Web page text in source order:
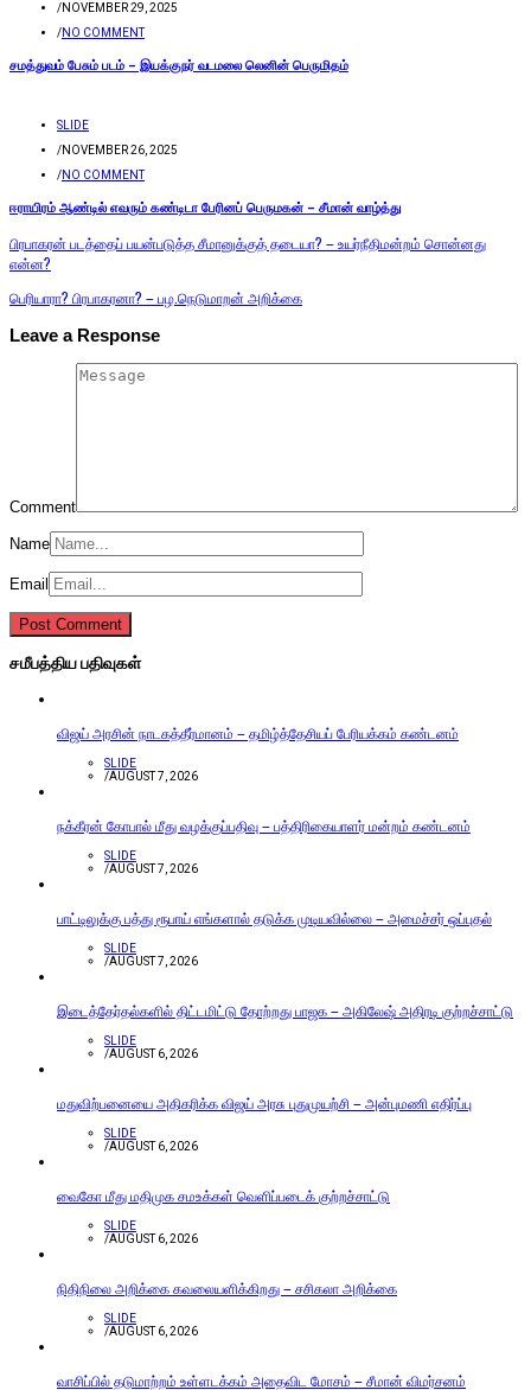
/NOVEMBER 29, 2025
/NO COMMENT
சமத்துவம் பேசும் படம் – இயக்குநர் வடமலை லெனின் பெருமிதம்
SLIDE
/NOVEMBER 26, 2025
/NO COMMENT
ஈராயிரம் ஆண்டில் எவரும் கண்டிடா பேரினப் பெருமகன் – சீமான் வாழ்த்து
பிரபாகரன் படத்தைப் பயன்படுத்த சீமானுக்குத் தடையா? – உயர்நீதிமன்றம் சொன்னது
என்ன?
பெரியாரா? பிரபாகரனா? – பழ.நெடுமாறன் அறிக்கை
Leave a Response
Comment
Name
Email
சமீபத்திய பதிவுகள்
விஜய் அரசின் நாடகத்தீர்மானம் – தமிழ்த்தேசியப் பேரியக்கம் கண்டனம்
SLIDE
/AUGUST 7, 2026
நக்கீரன் கோபால் மீது வழக்குப்பதிவு – பத்திரிகையாளர் மன்றம் கண்டனம்
SLIDE
/AUGUST 7, 2026
பாட்டிலுக்கு பத்து ரூபாய் எங்களால் தடுக்க முடியவில்லை – அமைச்சர் ஒப்புதல்
SLIDE
/AUGUST 7, 2026
இடைத்தேர்தல்களில் திட்டமிட்டு தோற்றது பாஜக – அகிலேஷ் அதிரடி குற்றச்சாட்டு
SLIDE
/AUGUST 6, 2026
மதுவிற்பனையை அதிகரிக்க விஜய் அரசு புதுமுயற்சி – அன்புமணி எதிர்ப்பு
SLIDE
/AUGUST 6, 2026
வைகோ மீது மதிமுக சமஉக்கள் வெளிப்படைக் குற்றச்சாட்டு
SLIDE
/AUGUST 6, 2026
நிதிநிலை அறிக்கை கவலையளிக்கிறது – சசிகலா அறிக்கை
SLIDE
/AUGUST 6, 2026
வாசிப்பில் தடுமாற்றம் உள்ளடக்கம் அதைவிட மோசம் – சீமான் விமர்சனம்